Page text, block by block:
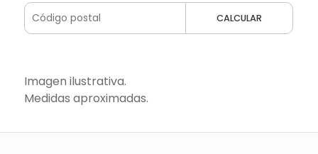
CALCULAR
Imagen ilustrativa.
Medidas aproximadas.